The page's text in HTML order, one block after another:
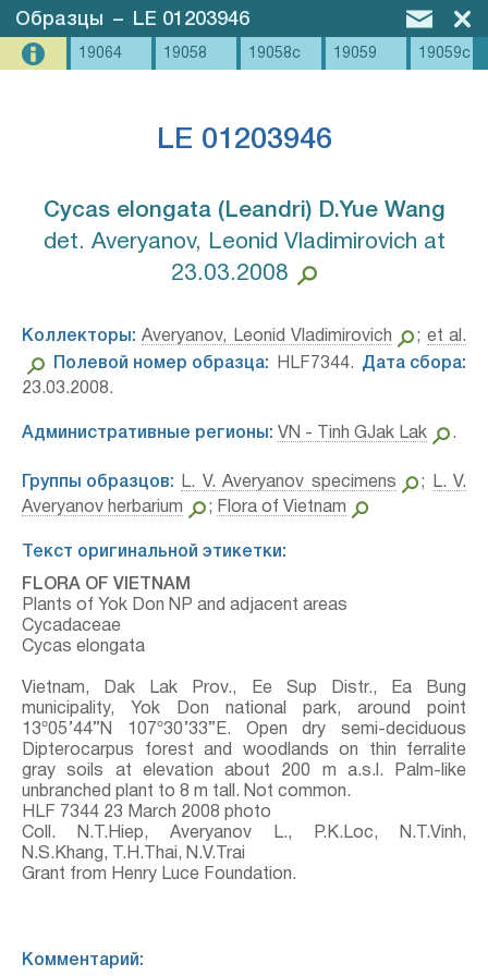
Образцы – LE 01203946
19064 19058 19058c 19059 19059c
LE 01203946
Cycas elongata (Leandri) D.Yue Wang⁣
det. Averyanov, Leonid Vladimirovich at
23.03.2008
Коллекторы: Averyanov, Leonid Vladimirovich ; et al.
Полевой номер образца:
HLF7344. Дата сбора:
23.03.2008.
Административные регионы: VN - Tinh GJak Lak .
Группы образцов: L. V. Averyanov specimens ;
L. V.
Averyanov herbarium
; Flora of Vietnam
Текст оригинальной этикетки:
FLORA OF VIETNAM
Plants of Yok Don NP and adjacent areas
Cycadaceae
Cycas elongata
Vietnam, Dak Lak Prov., Ee Sup Distr., Ea Bung
municipality, Yok Don national park, around point
13º05’44”N 107º30’33”E. Open dry semi-deciduous
Dipterocarpus forest and woodlands on thin ferralite
gray soils at elevation about 200 m a.s.l. Palm-like
unbranched plant to 8 m tall. Not common.
HLF 7344 23 March 2008 photo
Coll. N.T.Hiep, Averyanov L., P.K.Loc, N.T.Vinh,
N.S.Khang, T.H.Thai, N.V.Trai
Grant from Henry Luce Foundation.
Комментарий: